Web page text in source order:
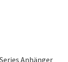
Anhänger